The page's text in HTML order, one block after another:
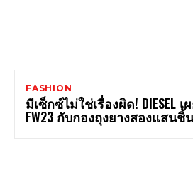
FASHION
มีเซ็กซ์ไม่ใช่เรื่องผิด! DIESEL
FW23 กับกองถุงยางสองแสนชิ้น